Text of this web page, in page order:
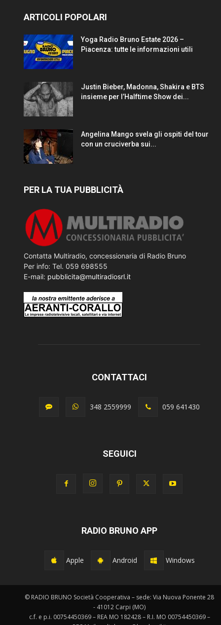
ARTICOLI POPOLARI
Yoga Radio Bruno Estate 2026 –
Piacenza: tutte le informazioni utili
Justin Bieber, Madonna, Shakira e BTS
insieme per l’Halftime Show dei...
Angelina Mango svela gli ospiti del tour
con un cruciverba sui...
PER LA TUA PUBBLICITÀ
Contatta Multiradio, concessionaria di Radio Bruno
Per info: Tel. 059 698555
E-mail: pubblicita@multiradiosrl.it
CONTATTACI
348 2559999 059 641430
SEGUICI
RADIO BRUNO APP
Apple Android Windows
© RADIO BRUNO Società Cooperativa – sede: Via Nuova Ponente 28
- 41012 Carpi (MO)
c.f. e p.i. 00754450369 – REA MO 182428 – R.I. MO 00754450369 –